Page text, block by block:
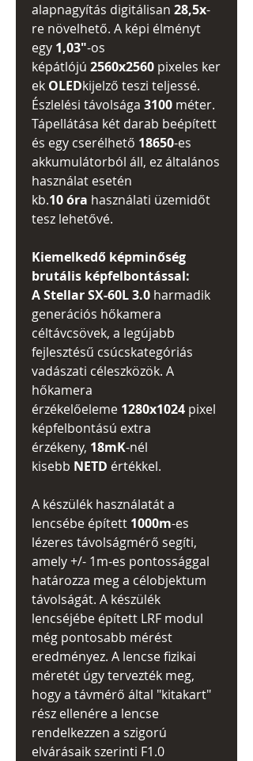
alapnagyítás digitálisan 28,5x-
re növelhető. A képi élményt
egy 1,03"-os
képátlójú 2560x2560 pixeles ker
ek OLEDkijelző teszi teljessé.
Észlelési távolsága 3100 méter.
Tápellátása két darab beépített
és egy cserélhető 18650-es
akkumulátorból áll, ez általános
használat esetén
kb.10óra használati üzemidőt
tesz lehetővé.
Kiemelkedő képminőség
brutális képfelbontással:
A Stellar SX-60L 3.0 harmadik
generációs hőkamera
céltávcsövek, a legújabb
fejlesztésű csúcskategóriás
vadászati céleszközök. A
hőkamera
érzékelőeleme 1280x1024 pixel
képfelbontású extra
érzékeny, 18mK-nél
kisebb NETD értékkel.
A készülék használatát a
lencsébe épített 1000m-es
lézeres távolságmérő segíti,
amely +/- 1m-es pontossággal
határozza meg a célobjektum
távolságát. A készülék
lencséjébe épített LRF modul
még pontosabb mérést
eredményez. A lencse fizikai
méretét úgy tervezték meg,
hogy a távmérő által "kitakart"
rész ellenére a lencse
rendelkezzen a szigorú
elvárásaik szerinti F1.0